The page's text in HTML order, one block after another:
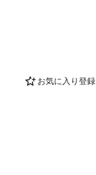
お気に入り登録